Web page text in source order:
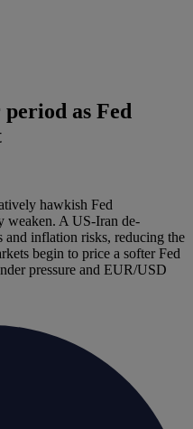
as Fed
hawkish Fed
weaken. A US-Iran de-
and inflation risks, reducing the
begin to price a softer Fed
pressure and EUR/USD